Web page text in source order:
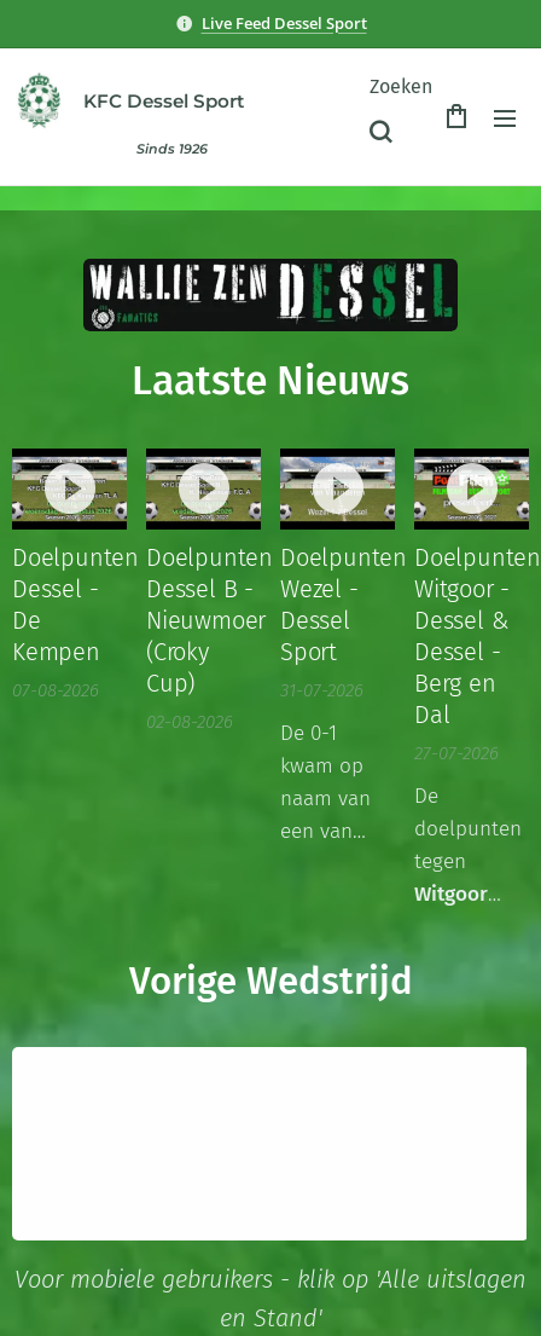
Live Feed Dessel Sport
KFC Dessel Sport
Sinds 1926
Zoeken
Laatste Nieuws
Doelpunten
Dessel -
De
Kempen
07-08-2026
Doelpunten
Dessel B -
Nieuwmoer
(Croky
Cup)
02-08-2026
Doelpunten
Wezel -
Dessel
Sport
31-07-2026
De 0-1
kwam op
naam van
een van
gemaakt
doorViktor
Doelpunten
Witgoor -
Dessel &
Dessel -
Berg en
Dal
27-07-2026
De
doelpunten
tegen
Witgoor
naam van:
Vorige Wedstrijd
Voor mobiele gebruikers - klik op 'Alle uitslagen
en Stand'